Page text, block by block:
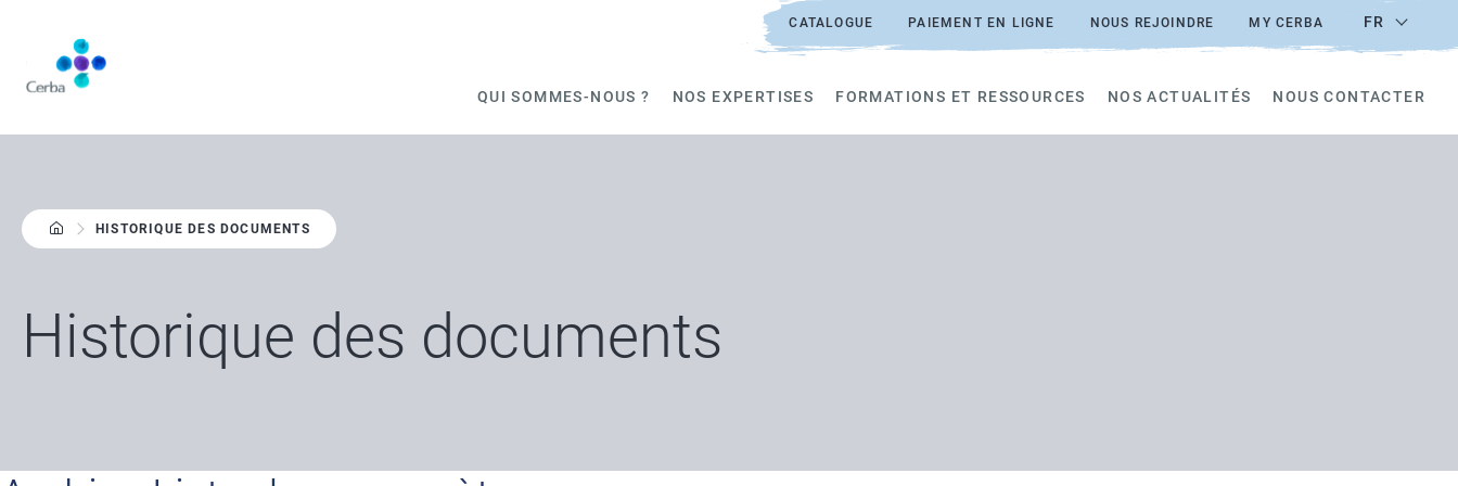
principal
CATALOGUE PAIEMENT EN LIGNE NOUS REJOINDRE MY CERBA FR
QUI SOMMES-NOUS ? NOS EXPERTISES FORMATIONS ET RESSOURCES NOS ACTUALITÉS NOUS CONTACTER
HISTORIQUE DES DOCUMENTS
Historique des documents